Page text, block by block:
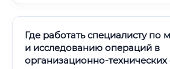
Где работать специалисту
и исследованию операций в
организационно-технических